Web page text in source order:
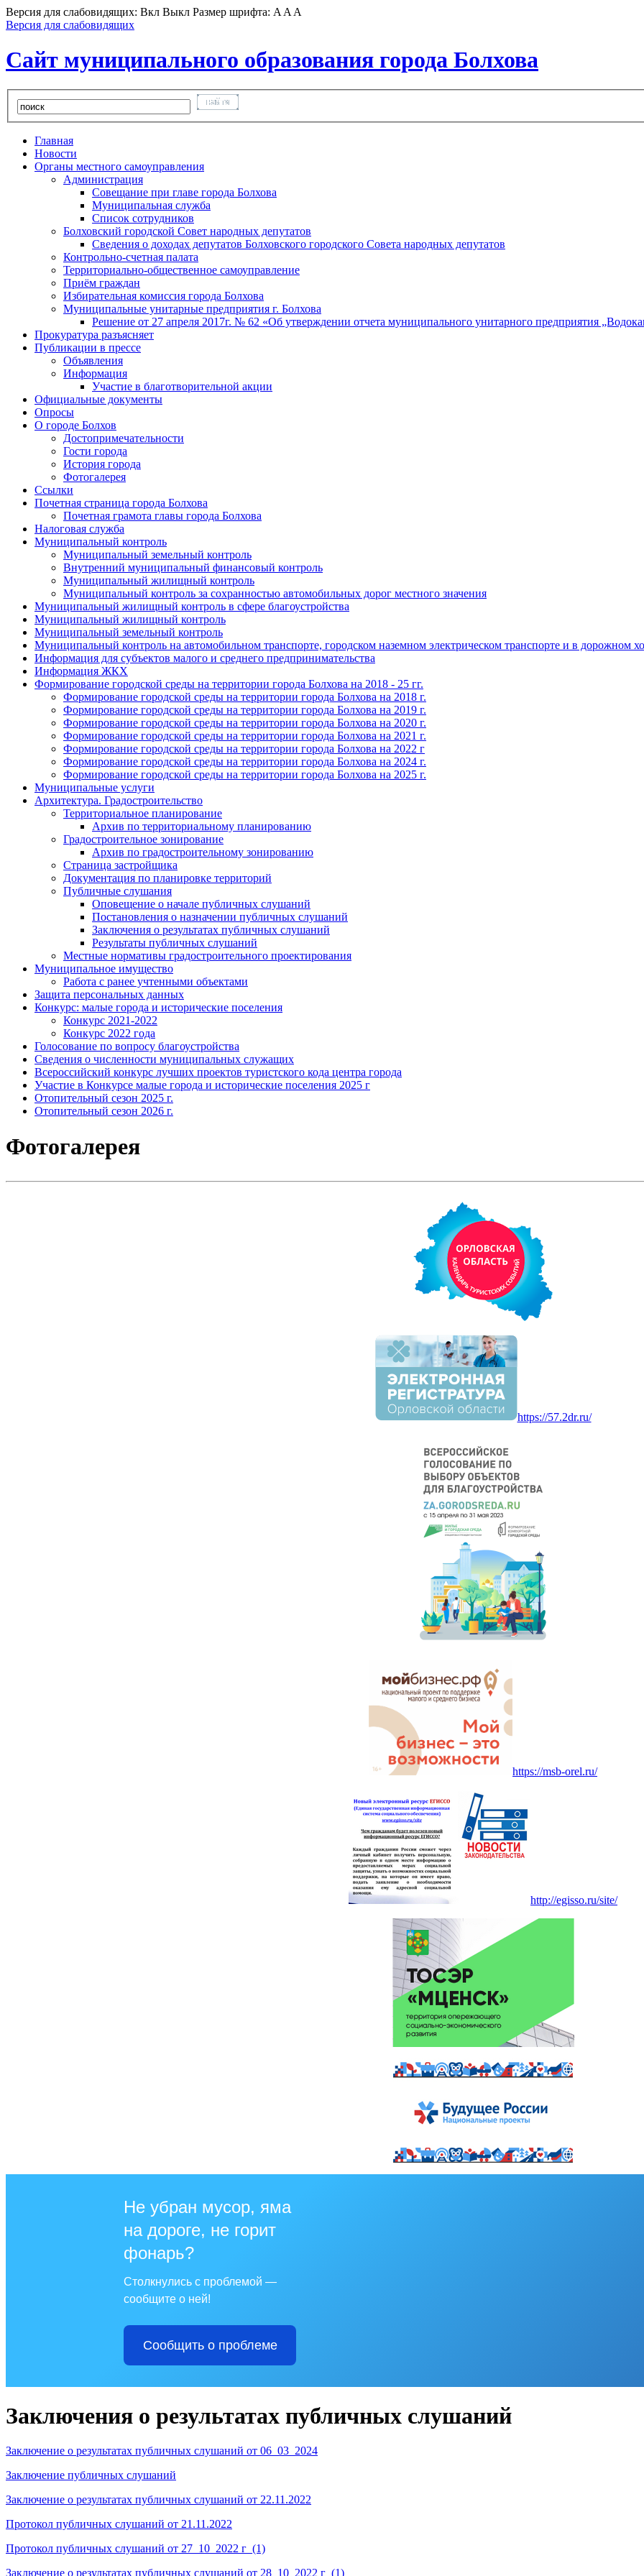
Версия для слабовидящих: Вкл Выкл Размер шрифта: A A A
Версия для слабовидящих
Сайт муниципального образования города Болхова
Главная
Новости
Органы местного самоуправления
Администрация
Совещание при главе города Болхова
Муниципальная служба
Список сотрудников
Болховский городской Совет народных депутатов
Сведения о доходах депутатов Болховского городского Совета народных депутатов
Контрольно-счетная палата
Территориально-общественное самоуправление
Приём граждан
Избирательная комиссия города Болхова
Муниципальные унитарные предприятия г. Болхова
Решение от 27 апреля 2017г. № 62 «Об утверждении отчета муниципального унитарного предприятия
Прокуратура разъясняет
Публикации в прессе
Объявления
Информация
Участие в благотворительной акции
Официальные документы
Опросы
О городе Болхов
Достопримечательности
Гости города
История города
Фотогалерея
Ссылки
Почетная страница города Болхова
Почетная грамота главы города Болхова
Налоговая служба
Муниципальный контроль
Муниципальный земельный контроль
Внутренний муниципальный финансовый контроль
Муниципальный жилищный контроль
Муниципальный контроль за сохранностью автомобильных дорог местного значения
Муниципальный жилищный контроль в сфере благоустройства
Муниципальный жилищный контроль
Муниципальный земельный контроль
Муниципальный контроль на автомобильном транспорте, городском наземном электрическом транспорте и в дорожном
Информация для субъектов малого и среднего предпринимательства
Информация ЖКХ
Формирование городской среды на территории города Болхова на 2018 - 25 гг.
Формирование городской среды на территории города Болхова на 2018 г.
Формирование городской среды на территории города Болхова на 2019 г.
Формирование городской среды на территории города Болхова на 2020 г.
Формирование городской среды на территории города Болхова на 2021 г.
Формирование городской среды на территории города Болхова на 2022 г
Формирование городской среды на территории города Болхова на 2024 г.
Формирование городской среды на территории города Болхова на 2025 г.
Муниципальные услуги
Архитектура. Градостроительство
Территориальное планирование
Архив по территориальному планированию
Градостроительное зонирование
Архив по градостроительному зонированию
Страница застройщика
Документация по планировке территорий
Публичные слушания
Оповещение о начале публичных слушаний
Постановления о назначении публичных слушаний
Заключения о результатах публичных слушаний
Результаты публичных слушаний
Местные нормативы градостроительного проектирования
Муниципальное имущество
Работа с ранее учтенными объектами
Защита персональных данных
Конкурс: малые города и исторические поселения
Конкурс 2021-2022
Конкурс 2022 года
Голосование по вопросу благоустройства
Сведения о численности муниципальных служащих
Всероссийский конкурс лучших проектов туристского кода центра города
Участие в Конкурсе малые города и исторические поселения 2025 г
Отопительный сезон 2025 г.
Отопительный сезон 2026 г.
Фотогалерея
https://57.2dr.ru/
https://msb-orel.ru/
http://egisso.ru/site/
Не убран мусор, яма
на дороге, не горит
фонарь?
Столкнулись с проблемой —
сообщите о ней!
Сообщить о проблеме
Заключения о результатах публичных слушаний
Заключение о результатах публичных слушаний от 06_03_2024
Заключение публичных слушаний
Заключение о результатах публичных слушаний от 22.11.2022
Протокол публичных слушаний от 21.11.2022
Протокол публичных слушаний от 27_10_2022 г_(1)
Заключение о результатах публичных слушаний от 28_10_2022 г_(1)